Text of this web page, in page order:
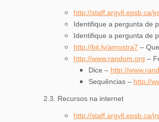
http://staff.argyll.epsb.ca/
Identifique a pergunta de
Identifique a pergunta de
http://bit.ly/amostra7 –
http://www.random.org –
Dice – http://
Sequências – http://
2.3. Recursos na internet
http://staff.argyll.epsb.ca/